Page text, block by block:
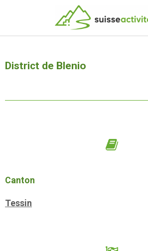
District de Blenio
Canton
Tessin